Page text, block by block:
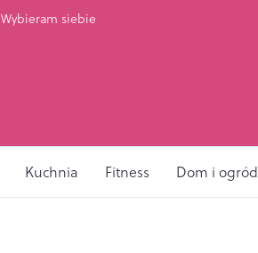
Wybieram siebie
Kuchnia Fitness Dom i ogród